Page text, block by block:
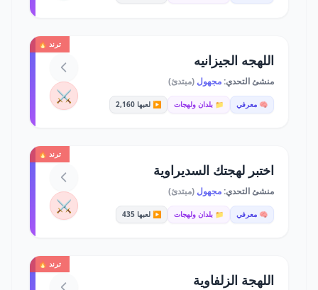
ترند 🔥
اللهجه الجيزانيه
منشئ التحدي:مجهول (مبتدئ)
🧠 معرفي 📁 بلدان ولهجات ▶️ لعبها 2,160 ⚔️
ترند 🔥
اختبر لهجتك السديراوية
منشئ التحدي:مجهول (مبتدئ)
🧠 معرفي 📁 بلدان ولهجات ▶️ لعبها 435 ⚔️
ترند 🔥
اللهجة الزلفاوية